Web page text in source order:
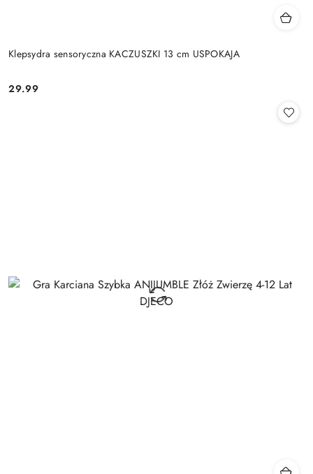
Klepsydra sensoryczna KACZUSZKI 13 cm USPOKAJA
Cena:
29.99